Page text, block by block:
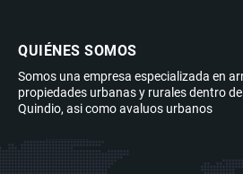
QUIÉNES SOMOS
Somos una empresa especializada en
propiedades urbanas y rurales dentro
Quindio, asi como avaluos urbanos